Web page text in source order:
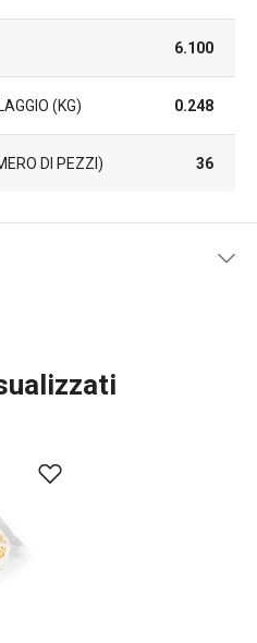
6.100
(KG) 0.248
DI PEZZI) 36
alimenti